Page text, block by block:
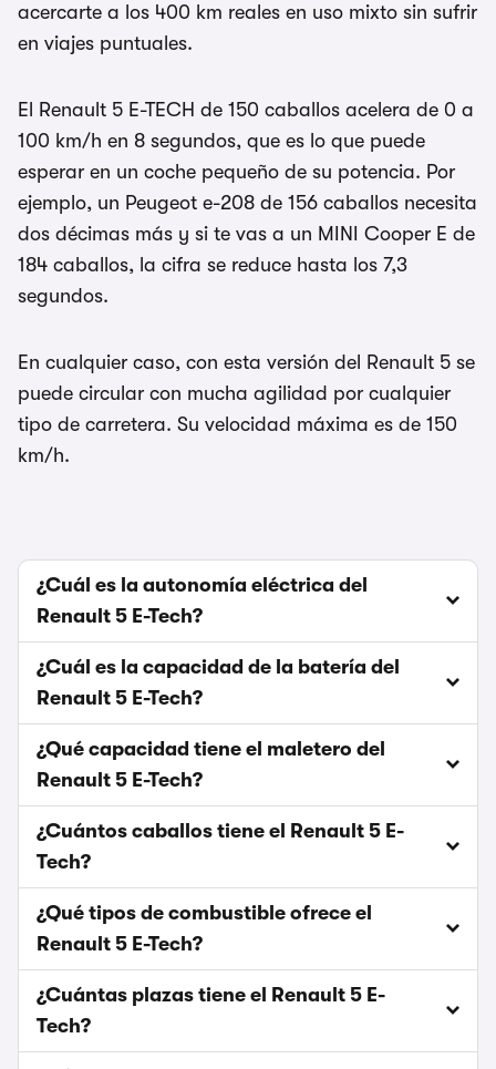
acercarte a los 400 km reales en uso mixto sin sufrir
en viajes puntuales.
El Renault 5 E-TECH de 150 caballos acelera de 0 a
100 km/h en 8 segundos, que es lo que puede
esperar en un coche pequeño de su potencia. Por
ejemplo, un Peugeot e-208 de 156 caballos necesita
dos décimas más y si te vas a un MINI Cooper E de
184 caballos, la cifra se reduce hasta los 7,3
segundos.
En cualquier caso, con esta versión del Renault 5 se
puede circular con mucha agilidad por cualquier
tipo de carretera. Su velocidad máxima es de 150
km/h.
¿Cuál es la autonomía eléctrica del
Renault 5 E-Tech?
¿Cuál es la capacidad de la batería del
Renault 5 E-Tech?
¿Qué capacidad tiene el maletero del
Renault 5 E-Tech?
¿Cuántos caballos tiene el Renault 5 E-
Tech?
¿Qué tipos de combustible ofrece el
Renault 5 E-Tech?
¿Cuántas plazas tiene el Renault 5 E-
Tech?